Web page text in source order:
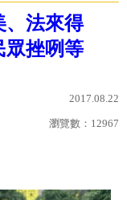
、法來得
眾挫咧等
2017.08.22
瀏覽數： 12967